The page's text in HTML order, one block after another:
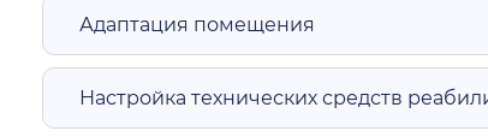
Адаптация помещения
Настройка технических средств